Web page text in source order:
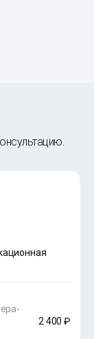
2 400 ₽